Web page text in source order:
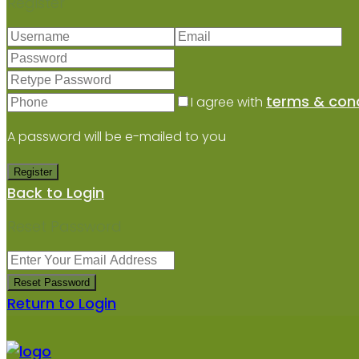
I agree with terms &
A password will be e-mailed to you
Register
Back to Login
Reset Password
Reset Password
Return to Login